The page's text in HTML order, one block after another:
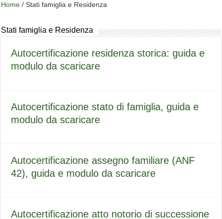
Home /Stati famiglia e Residenza
Stati famiglia e Residenza
Autocertificazione residenza storica: guida e
modulo da scaricare
Autocertificazione stato di famiglia, guida e
modulo da scaricare
Autocertificazione assegno familiare (ANF
42), guida e modulo da scaricare
Autocertificazione atto notorio di successione